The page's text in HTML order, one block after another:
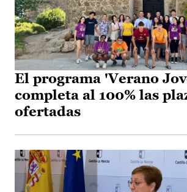
El programa 'Verano
completa al 100% las
ofertadas